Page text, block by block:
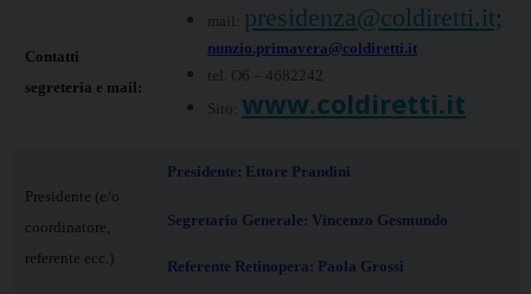
Contatti
segreteria e mail:
mail: presidenza@coldiretti.it;
nunzio.primavera@coldiretti.it
tel. O6 – 4682242
Sito: www.coldiretti.it
Presidente (e/o
coordinatore,
referente ecc.)
Presidente: Ettore Prandini
Segretario Generale: Vincenzo Gesmundo
Referente Retinopera: Paola Grossi